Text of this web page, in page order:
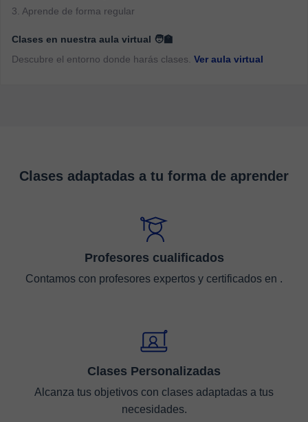
3. Aprende de forma regular
Clases en nuestra aula virtual 🧑‍🏫
Descubre el entorno donde harás clases. Ver aula virtual
Clases adaptadas a tu forma de aprender
Profesores cualificados
Contamos con profesores expertos y certificados en .
Clases Personalizadas
Alcanza tus objetivos con clases adaptadas a tus
necesidades.